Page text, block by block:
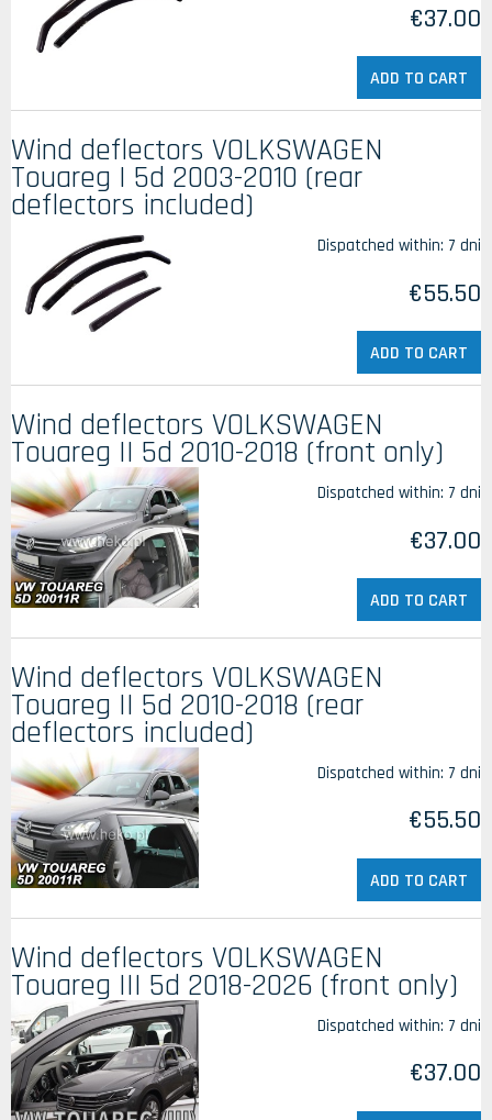
€37.00
ADD TO CART
Wind deflectors VOLKSWAGEN
Touareg I 5d 2003-2010 (rear
deflectors included)
Dispatched within: 7 dni
€55.50
ADD TO CART
Wind deflectors VOLKSWAGEN
Touareg II 5d 2010-2018 (front only)
Dispatched within: 7 dni
€37.00
ADD TO CART
Wind deflectors VOLKSWAGEN
Touareg II 5d 2010-2018 (rear
deflectors included)
Dispatched within: 7 dni
€55.50
ADD TO CART
Wind deflectors VOLKSWAGEN
Touareg III 5d 2018-2026 (front only)
Dispatched within: 7 dni
€37.00